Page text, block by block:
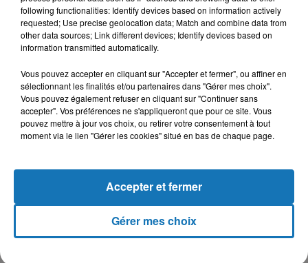
L'HOROSCOPE
following functionalities: Identify devices based on information actively
requested; Use precise geolocation data; Match and combine data from
other data sources; Link different devices; Identify devices based on
information transmitted automatically.
Vous pouvez accepter en cliquant sur "Accepter et fermer", ou affiner en
sélectionnant les finalités et/ou partenaires dans "Gérer mes choix".
Vous pouvez également refuser en cliquant sur "Continuer sans
accepter". Vos préférences ne s'appliqueront que pour ce site. Vous
pouvez mettre à jour vos choix, ou retirer votre consentement à tout
moment via le lien "Gérer les cookies" situé en bas de chaque page.
Gérer mes choix
Accepter et fermer